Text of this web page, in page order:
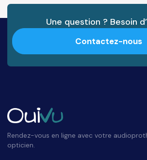
Une question ? Besoin
Contactez-nous
Rendez-vous en ligne avec votre
opticien.